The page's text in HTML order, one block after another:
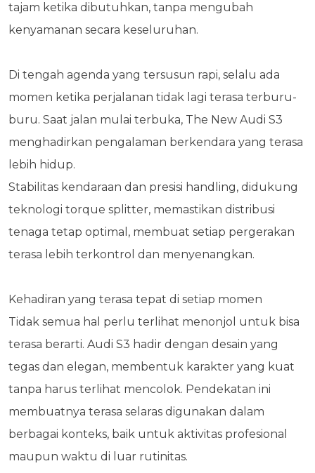
tajam ketika dibutuhkan, tanpa mengubah
kenyamanan secara keseluruhan.
Di tengah agenda yang tersusun rapi, selalu ada
momen ketika perjalanan tidak lagi terasa terburu-
buru. Saat jalan mulai terbuka, The New Audi S3
menghadirkan pengalaman berkendara yang terasa
lebih hidup.
Stabilitas kendaraan dan presisi handling, didukung
teknologi torque splitter, memastikan distribusi
tenaga tetap optimal, membuat setiap pergerakan
terasa lebih terkontrol dan menyenangkan.
Kehadiran yang terasa tepat di setiap momen
Tidak semua hal perlu terlihat menonjol untuk bisa
terasa berarti. Audi S3 hadir dengan desain yang
tegas dan elegan, membentuk karakter yang kuat
tanpa harus terlihat mencolok. Pendekatan ini
membuatnya terasa selaras digunakan dalam
berbagai konteks, baik untuk aktivitas profesional
maupun waktu di luar rutinitas.